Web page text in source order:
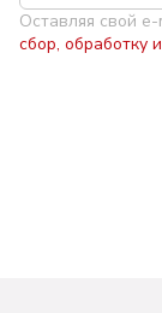
Оставляя свой
сбор, обработку